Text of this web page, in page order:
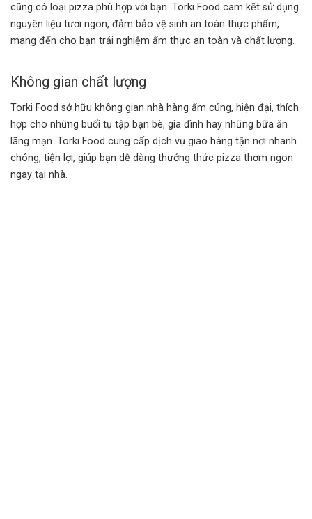
cũng có loại pizza phù hợp với bạn. Torki Food cam kết sử dụng
nguyên liệu tươi ngon, đảm bảo vệ sinh an toàn thực phẩm,
mang đến cho bạn trải nghiệm ẩm thực an toàn và chất lượng.
Không gian chất lượng
Torki Food sở hữu không gian nhà hàng ấm cúng, hiện đại, thích
hợp cho những buổi tụ tập bạn bè, gia đình hay những bữa ăn
lãng mạn. Torki Food cung cấp dịch vụ giao hàng tận nơi nhanh
chóng, tiện lợi, giúp bạn dễ dàng thưởng thức pizza thơm ngon
ngay tại nhà.